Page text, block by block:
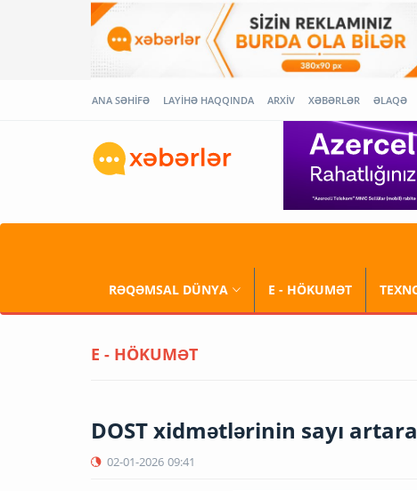
ANA SƏHİFƏ LAYİHƏ HAQQINDA ARXİV XƏBƏRLƏR ƏLAQƏ
RƏQƏMSAL DÜNYA E - HÖKUMƏT
E - HÖKUMƏT
DOST xidmətlərinin sayı
02-01-2026 09:41